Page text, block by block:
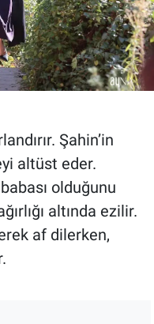
Şahin’in
altüst eder.
olduğunu
altında ezilir.
af dilerken,